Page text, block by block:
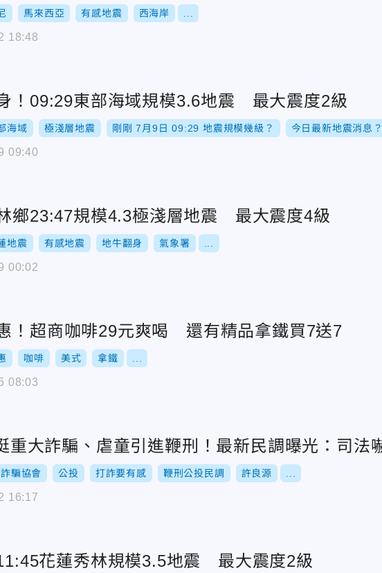
馬來西亞 有感地震 西海岸
18:48
！09:29東部海域規模3.6地震 最大震度2級
海域 極淺層地震 剛剛 7月9日 09:29 地震規模幾級？ 今日最新地震消息
09:40
鄉23:47規模4.3極淺層地震 最大震度4級
地震 有感地震 地牛翻身 氣象署
00:02
！超商咖啡29元爽喝 還有精品拿鐵買7送7
咖啡 美式 拿鐵
08:03
重大詐騙、虐童引進鞭刑！最新民調曝光：司法
騙協會 公投 打詐要有感 鞭刑公投民調 許良源
16:17
花蓮秀林規模3.5地震 最大震度2級